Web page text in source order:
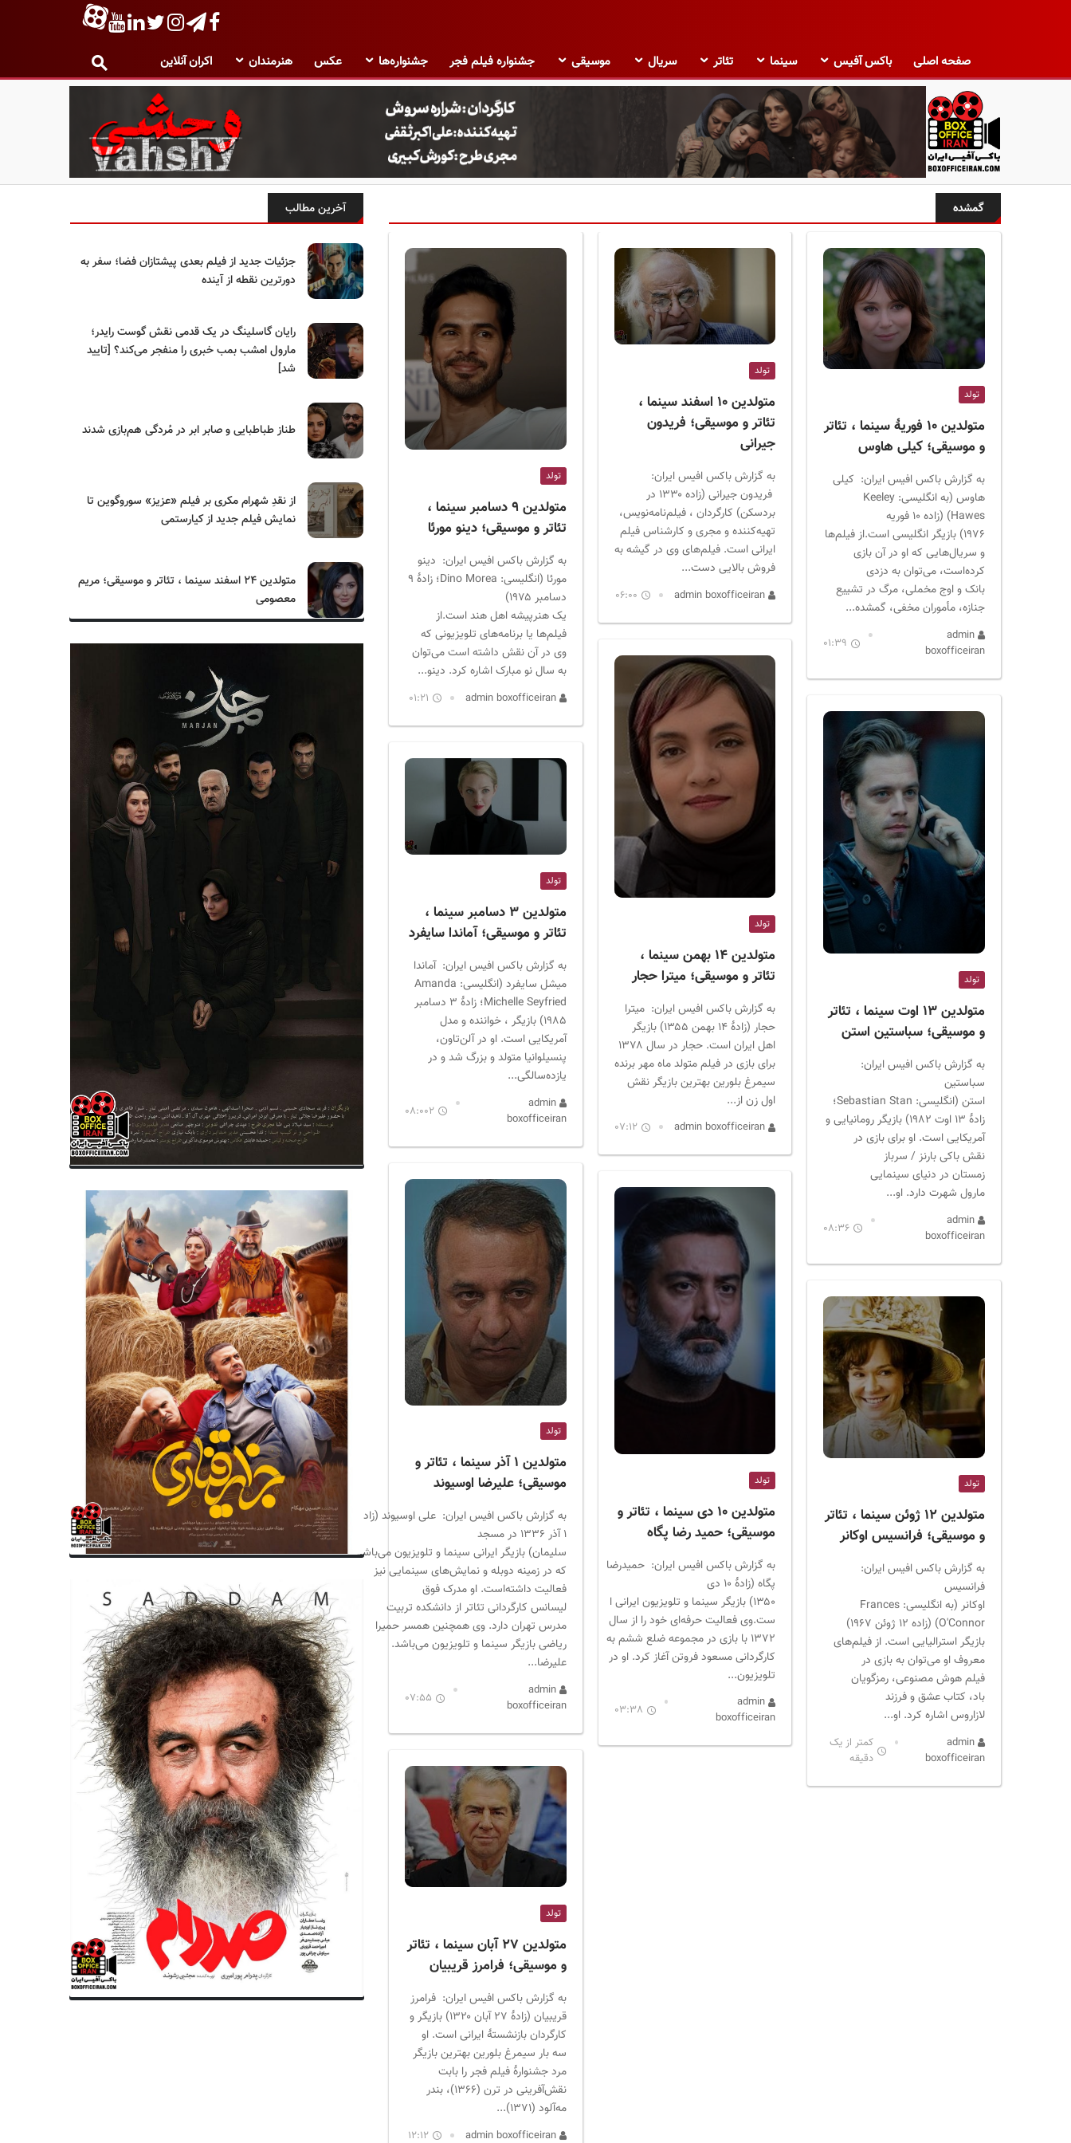
صفحه اصلی باکس آفیس سینما تئاتر سریال موسیقی جشنواره فیلم فجر جشنواره‌ها عکس هنرمندان اکران آنلاین
ب
ک
س
گمشده
تولد
متولدین ۱۰ فوریهٔ سینما ، تئاتر
و موسیقی؛ کیلی هاوس
به گزارش باکس افیس ایران: کیلی
هاوس (به انگلیسی: Keeley
Hawes) (زاده ۱۰ فوریه
۱۹۷۶) بازیگر انگلیسی است.از فیلم‌ها
و سریال‌هایی که او در آن بازی
کرده‌است، می‌توان به دزدی
بانک و اوج مخملی، مرگ در تشییع
جنازه، مأموران مخفی، گمشده...
admin
boxofficeiran
01:39
تولد
متولدین ۱۳ اوت سینما ، تئاتر
و موسیقی؛ سباستین استن
به گزارش باکس افیس ایران:
سباستین
استن (انگلیسی: Sebastian Stan؛
زادهٔ ۱۳ اوت ۱۹۸۲) بازیگر رومانیایی و
آمریکایی است. او برای بازی در
نقش باکی بارنز / سرباز
زمستان در دنیای سینمایی
مارول شهرت دارد. او...
admin
boxofficeiran
08:36
تولد
متولدین ۱۲ ژوئن سینما ، تئاتر
و موسیقی؛ فرانسیس اوکانر
به گزارش باکس افیس ایران:
فرانسیس
اوکانر (به انگلیسی: Frances
O'Connor) (زاده ۱۲ ژوئن ۱۹۶۷)
بازیگر استرالیایی است. از فیلم‌های
معروف او می‌توان به بازی در
فیلم هوش مصنوعی، رمزگویان
باد، کتاب عشق و فرزند
لازاروس اشاره کرد. او...
admin
boxofficeiran
کمتر از یک
دقیقه
تولد
متولدین ۱۰ اسفند سینما ،
تئاتر و موسیقی؛ فریدون
جیرانی
به گزارش باکس افیس ایران:
فریدون جیرانی (زاده ۱۳۳۰ در
بردسکن) کارگردان ، فیلم‌نامه‌نویس،
تهیه‌کننده و مجری و کارشناس فیلم
ایرانی است. فیلم‌های وی در گیشه به
فروش بالایی دست...
admin boxofficeiran
06:00
تولد
متولدین ۱۴ بهمن سینما ،
تئاتر و موسیقی؛ میترا حجار
به گزارش باکس افیس ایران: میترا
حجار (زادهٔ ۱۴ بهمن ۱۳۵۵) بازیگر
اهل ایران است. حجار در سال ۱۳۷۸
برای بازی در فیلم متولد ماه مهر برنده
سیمرغ بلورین بهترین بازیگر نقش
اول زن از...
admin boxofficeiran
07:12
تولد
متولدین ۱۰ دی سینما ، تئاتر و
موسیقی؛ حمید رضا پگاه
به گزارش باکس افیس ایران: حمیدرضا
پگاه (زادهٔ ۱۰ دی
۱۳۵۰) بازیگر سینما و تلویزیون ایرانی ا
ست.وی فعالیت حرفه‌ای خود را از سال
۱۳۷۲ با بازی در مجموعه ضلع ششم به
کارگردانی مسعود فروتن آغاز کرد. او در
تلویزیون...
admin
boxofficeiran
03:38
تولد
متولدین ۹ دسامبر سینما ،
تئاتر و موسیقی؛ دینو مورئا
به گزارش باکس افیس ایران: دینو
مورئا (انگلیسی: Dino Morea؛ زادهٔ ۹
دسامبر ۱۹۷۵)
یک هنرپیشه اهل هند است.از
فیلم‌ها یا برنامه‌های تلویزیونی که
وی در آن نقش داشته است می‌توان
به سال نو مبارک اشاره کرد. دینو...
admin boxofficeiran
01:21
تولد
متولدین ۳ دسامبر سینما ،
تئاتر و موسیقی؛ آماندا سایفرد
به گزارش باکس افیس ایران: آماندا
میشل سایفرد (انگلیسی: Amanda
Michelle Seyfried؛ زادۀ ۳ دسامبر
۱۹۸۵) بازیگر ، خواننده و مدل
آمریکایی است. او در آلن‌تاون،
پنسیلوانیا متولد و بزرگ شد و در
یازده‌سالگی...
admin
boxofficeiran
08:002
تولد
متولدین ۱ آذر سینما ، تئاتر و
موسیقی؛ علیرضا اوسیوند
به گزارش باکس افیس ایران: علی اوسیوند (زاده
۱ آذر ۱۳۳۶ در مسجد
سلیمان) بازیگر ایرانی سینما و تلویزیون می‌باشد
که در زمینه دوبله و نمایش‌های سینمایی نیز
فعالیت داشته‌است. او مدرک فوق
لیسانس کارگردانی تئاتر از دانشکده تربیت
مدرس تهران دارد. وی همچنین همسر حمیرا
ریاضی بازیگر سینما و تلویزیون می‌باشد.
علیرضا...
admin
boxofficeiran
07:55
تولد
متولدین ۲۷ آبان سینما ، تئاتر
و موسیقی؛ فرامرز قریبیان
به گزارش باکس افیس ایران: فرامرز
قریبیان (زادهٔ ۲۷ آبان ۱۳۲۰) بازیگر و
کارگردان بازنشستهٔ ایرانی است. او
سه بار سیمرغ بلورین بهترین بازیگر
مرد جشنوارهٔ فیلم فجر را بابت
نقش‌آفرینی در ترن (۱۳۶۶)، بندر
مه‌آلود (۱۳۷۱)...
admin boxofficeiran
12:12
آخرین مطالب
جزئیات جدید از فیلم بعدی پیشتازان فضا؛ سفر به
دورترین نقطه از آینده
رایان گاسلینگ در یک قدمی نقش گوست رایدر؛
مارول امشب بمب خبری را منفجر می‌کند؟ [تایید
شد]
طناز طباطبایی و صابر ابر در مُردگی هم‌بازی شدند
از نقدِ شهرام مکری بر فیلم «عزیز» سوروگوین تا
نمایش فیلم جدید از کیارستمی
متولدین ۲۴ اسفند سینما ، تئاتر و موسیقی؛ مریم
معصومی